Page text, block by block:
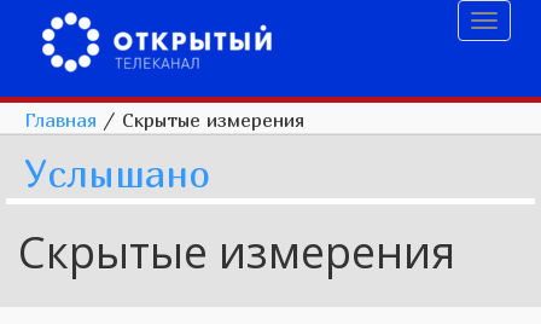
Главная / Скрытые измерения
Услышано
Скрытые измерения